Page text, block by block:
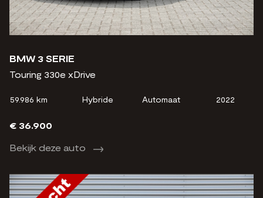
BMW 3 SERIE
Touring 330e xDrive
59.986 km Hybride Automaat 2022
€ 36.900
Bekijk deze auto